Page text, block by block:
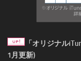
「オリジナル
1月更新)